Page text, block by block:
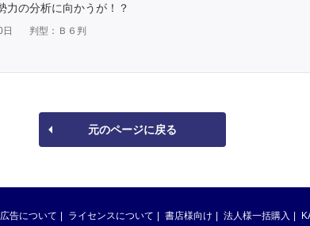
力の分析に向かうが！？
判型：Ｂ６判
元のページに戻る
広告について ライセンスについて 書店様向け 法人様一括購入